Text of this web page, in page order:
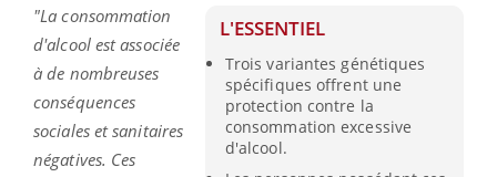
L'ESSENTIEL
Trois variantes génétiques
spécifiques offrent une
protection contre la
consommation excessive
d'alcool.
"La consommation
d'alcool est associée
à de nombreuses
conséquences
sociales et sanitaires
négatives. Ces